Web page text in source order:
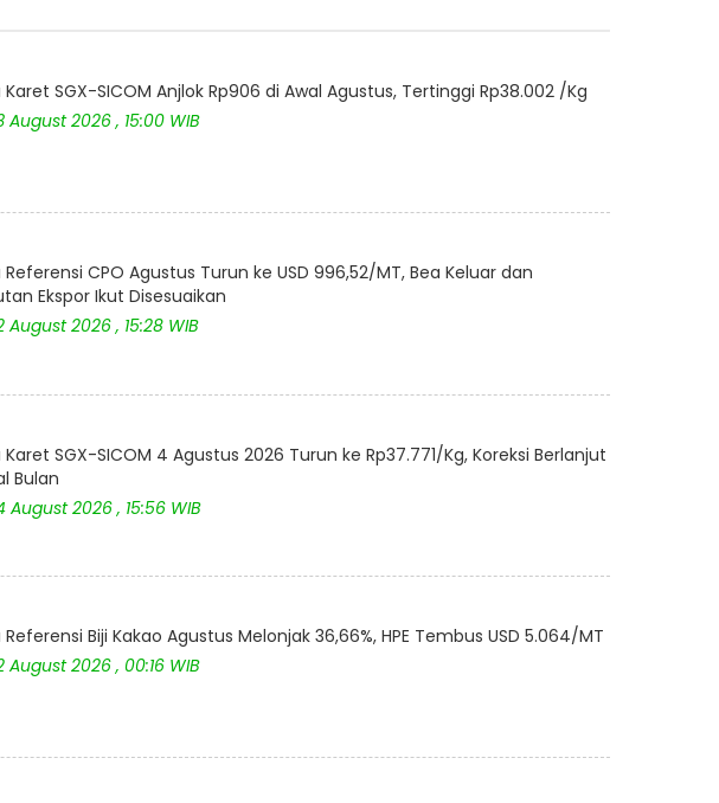
Karet SGX-SICOM Anjlok Rp906 di Awal Agustus, Tertinggi Rp38.002 /Kg
August 2026 , 15:00 WIB
Referensi CPO Agustus Turun ke USD 996,52/MT, Bea Keluar dan
Ekspor Ikut Disesuaikan
August 2026 , 15:28 WIB
Karet SGX-SICOM 4 Agustus 2026 Turun ke Rp37.771/Kg, Koreksi Berlanjut
Bulan
August 2026 , 15:56 WIB
Referensi Biji Kakao Agustus Melonjak 36,66%, HPE Tembus USD 5.064/MT
August 2026 , 00:16 WIB